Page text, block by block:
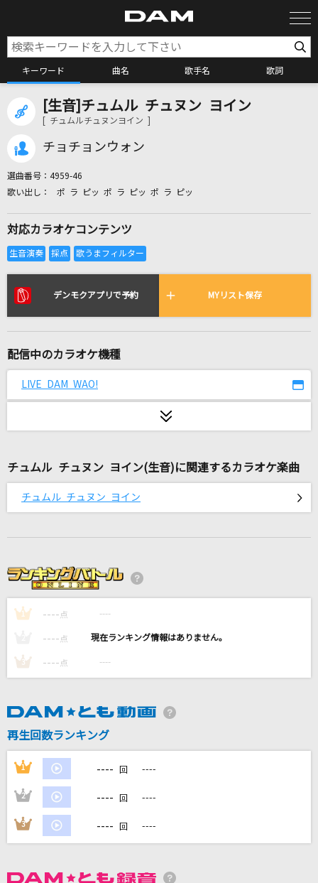
キーワード 曲名 歌手名 歌詞
カラオケ検索
全国りれき
リアルタイムで歌われている曲の一覧
秋麗
心絵
夏色
ゆず
ダーリン
[生音]君の為のキミノウタ(ビデオクリップバー
ジョン)
リバーサイド ホテル
旅路
藤井 風
MILABO
ずっと真夜中でいいのに。
[生音]青いベンチ
サスケ
もっと見る
[生音]チュムル チュヌン ヨイン
[ チュムルチュヌンヨイン ]
チョチョンウォン
選曲番号： 4959-46
ポ ラ ピッ ポ ラ ピッ ポ ラ ピッ
対応カラオケコンテンツ
デンモクアプリで予約 MYリスト保存
配信中のカラオケ機種
LIVE DAM WAO!
チュムル チュヌン ヨイン(生音)に関連するカラオケ楽曲
チュムル チュヌン ヨイン
1 ---- 点 ----
---- 点 ----
3 ---- 点 ----
再生回数ランキング
1 ---- 回 ----
2 ---- 回 ----
3 ---- 回 ----